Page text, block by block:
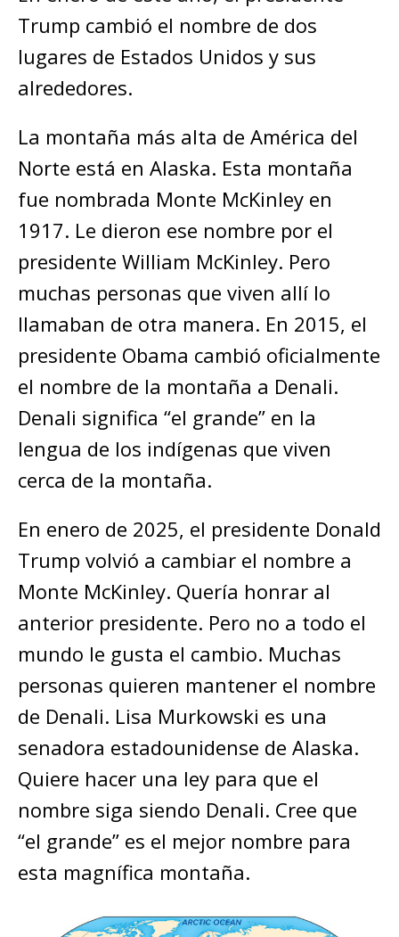
Trump cambió el nombre de dos
lugares de Estados Unidos y sus
alrededores.
La montaña más alta de América del
Norte está en Alaska. Esta montaña
fue nombrada Monte McKinley en
1917. Le dieron ese nombre por el
presidente William McKinley. Pero
muchas personas que viven allí lo
llamaban de otra manera. En 2015, el
presidente Obama cambió oficialmente
el nombre de la montaña a Denali.
Denali significa “el grande” en la
lengua de los indígenas que viven
cerca de la montaña.
En enero de 2025, el presidente Donald
Trump volvió a cambiar el nombre a
Monte McKinley. Quería honrar al
anterior presidente. Pero no a todo el
mundo le gusta el cambio. Muchas
personas quieren mantener el nombre
de Denali. Lisa Murkowski es una
senadora estadounidense de Alaska.
Quiere hacer una ley para que el
nombre siga siendo Denali. Cree que
“el grande” es el mejor nombre para
esta magnífica montaña.